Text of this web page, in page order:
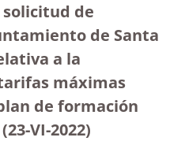
de
de Santa
a la
máximas
de formación
VI-2022)